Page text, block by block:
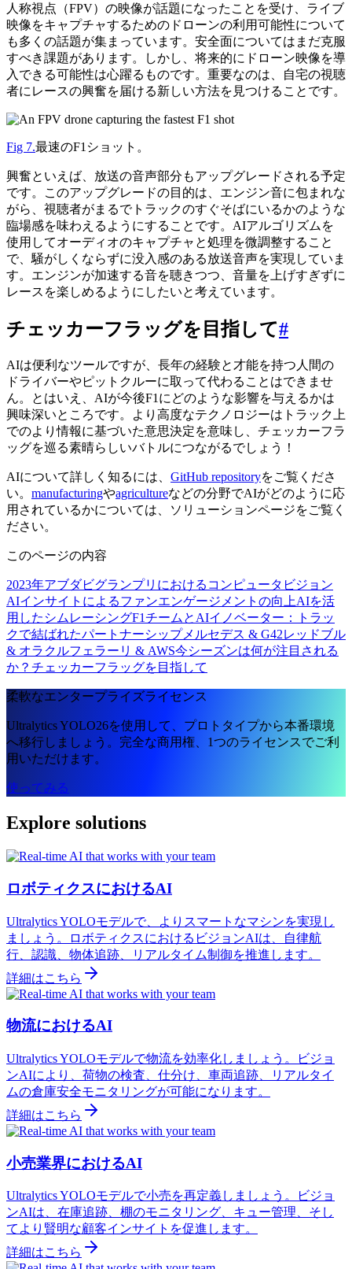
人称視点（FPV）の映像が話題になったことを受け、ライブ
映像をキャプチャするためのドローンの利用可能性について
も多くの話題が集まっています。安全面についてはまだ克服
すべき課題があります。しかし、将来的にドローン映像を導
入できる可能性は心躍るものです。重要なのは、自宅の視聴
者にレースの興奮を届ける新しい方法を見つけることです。
Fig 7.最速のF1ショット。
興奮といえば、放送の音声部分もアップグレードされる予定
です。このアップグレードの目的は、エンジン音に包まれな
がら、視聴者がまるでトラックのすぐそばにいるかのような
臨場感を味わえるようにすることです。AIアルゴリズムを
使用してオーディオのキャプチャと処理を微調整すること
で、騒がしくならずに没入感のある放送音声を実現していま
す。エンジンが加速する音を聴きつつ、音量を上げすぎずに
レースを楽しめるようにしたいと考えています。
チェッカーフラッグを目指して#
AIは便利なツールですが、長年の経験と才能を持つ人間の
ドライバーやピットクルーに取って代わることはできませ
ん。とはいえ、AIが今後F1にどのような影響を与えるかは
興味深いところです。より高度なテクノロジーはトラック上
でのより情報に基づいた意思決定を意味し、チェッカーフラ
ッグを巡る素晴らしいバトルにつながるでしょう！
AIについて詳しく知るには、 GitHub repositoryをご覧くださ
い。 manufacturingやagricultureなどの分野でAIがどのように応
用されているかについては、ソリューションページをご覧く
ださい。
このページの内容
2023年アブダビグランプリにおけるコンピュータビジョン
AIインサイトによるファンエンゲージメントの向上AIを活
用したシムレーシングF1チームとAIイノベーター：トラッ
クで結ばれたパートナーシップメルセデス & G42レッドブル
& オラクルフェラーリ & AWS今シーズンは何が注目される
か？ チェッカーフラッグを目指して
柔軟なエンタープライズライセンス
Ultralytics YOLO26を使用して、プロトタイプから本番環境
へ移行しましょう。完全な商用権、1つのライセンスでご利
用いただけます。
使ってみる
Explore solutions
ロボティクスにおけるAI
Ultralytics YOLOモデルで、よりスマートなマシンを実現し
ましょう。ロボティクスにおけるビジョンAIは、自律航
行、認識、物体追跡、リアルタイム制御を推進します。
詳細はこちら
物流におけるAI
Ultralytics YOLOモデルで物流を効率化しましょう。ビジョ
ンAIにより、荷物の検査、仕分け、車両追跡、リアルタイ
ムの倉庫安全モニタリングが可能になります。
詳細はこちら
小売業界におけるAI
Ultralytics YOLOモデルで小売を再定義しましょう。ビジョ
ンAIは、在庫追跡、棚のモニタリング、キュー管理、そし
てより賢明な顧客インサイトを促進します。
詳細はこちら